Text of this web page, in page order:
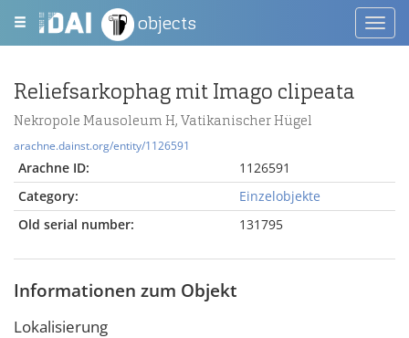
objects
Reliefsarkophag mit Imago clipeata
Nekropole Mausoleum H, Vatikanischer Hügel
arachne.dainst.org/entity/1126591
Arachne ID:
1126591
Category:
Einzelobjekte
Old serial number:
131795
Informationen zum Objekt
Lokalisierung